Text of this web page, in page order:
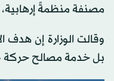
مصنفة منظمةً إرهابية،
وقالت الوزارة إن
بل خدمة مصالح